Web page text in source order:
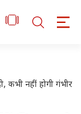
कभी नहीं होगी गंभीर